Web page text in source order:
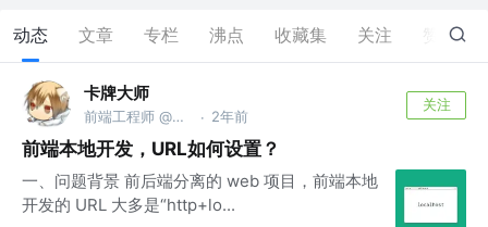
动态 文章 专栏 沸点 收藏集 关注 7
卡牌大师
前端工程师 @前腾讯工程师 · 2年前
关注
前端本地开发，URL如何设置？
一、问题背景 前后端分离的 web 项目，前端本地
开发的 URL 大多是“http+lo...